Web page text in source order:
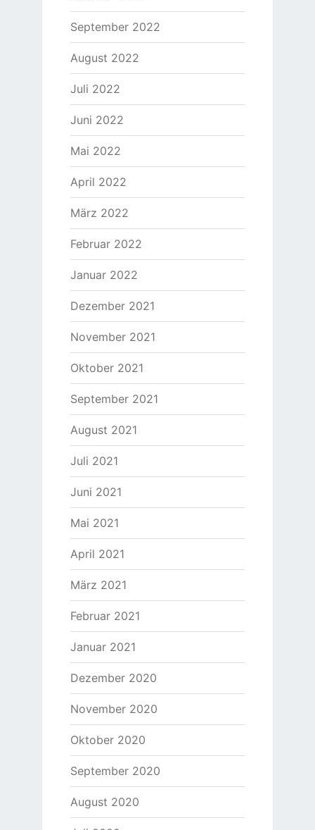
September 2022
August 2022
Juli 2022
Juni 2022
Mai 2022
April 2022
März 2022
Februar 2022
Januar 2022
Dezember 2021
November 2021
Oktober 2021
September 2021
August 2021
Juli 2021
Juni 2021
Mai 2021
April 2021
März 2021
Februar 2021
Januar 2021
Dezember 2020
November 2020
Oktober 2020
September 2020
August 2020